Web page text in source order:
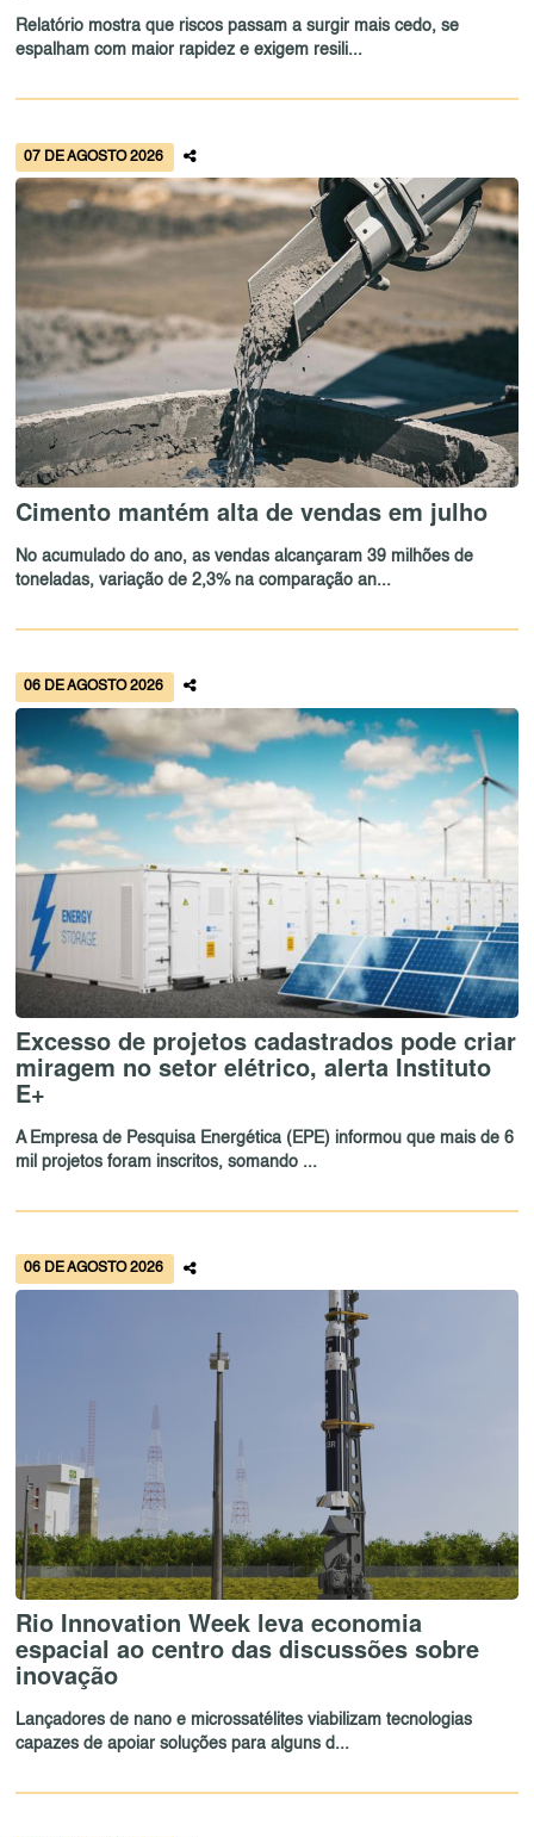
Relatório mostra que riscos passam a surgir mais cedo, se
espalham com maior rapidez e exigem resili...
07 DE AGOSTO 2026
Cimento mantém alta de vendas em julho
No acumulado do ano, as vendas alcançaram 39 milhões de
toneladas, variação de 2,3% na comparação an...
06 DE AGOSTO 2026
Excesso de projetos cadastrados pode criar
miragem no setor elétrico, alerta Instituto
E+
A Empresa de Pesquisa Energética (EPE) informou que mais de 6
mil projetos foram inscritos, somando ...
06 DE AGOSTO 2026
Rio Innovation Week leva economia
espacial ao centro das discussões sobre
inovação
Lançadores de nano e microssatélites viabilizam tecnologias
capazes de apoiar soluções para alguns d...